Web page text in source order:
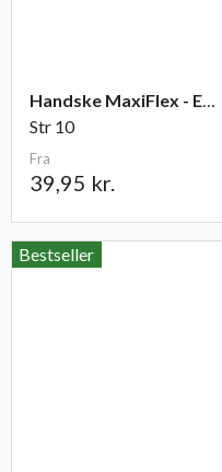
Handske MaxiFlex - Elite
Str 10
Fra
39,95 kr.
Bestseller